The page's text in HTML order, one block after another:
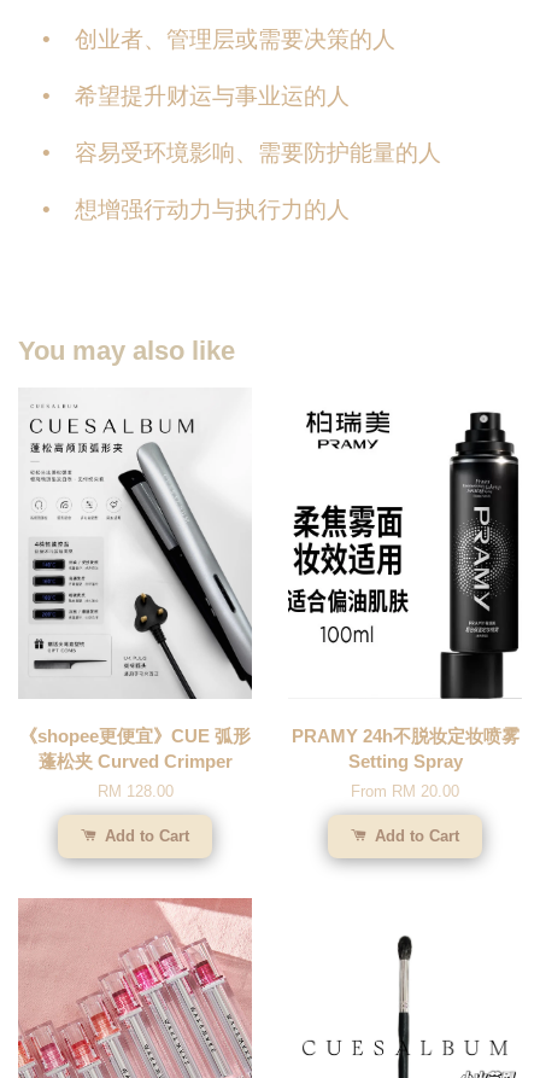
• 创业者、管理层或需要决策的人
• 希望提升财运与事业运的人
• 容易受环境影响、需要防护能量的人
• 想增强行动力与执行力的人
You may also like
《shopee更便宜》CUE 弧形
蓬松夹 Curved Crimper
RM 128.00
Add to Cart
PRAMY 24h不脱妆定妆喷雾
Setting Spray
From RM 20.00
Add to Cart